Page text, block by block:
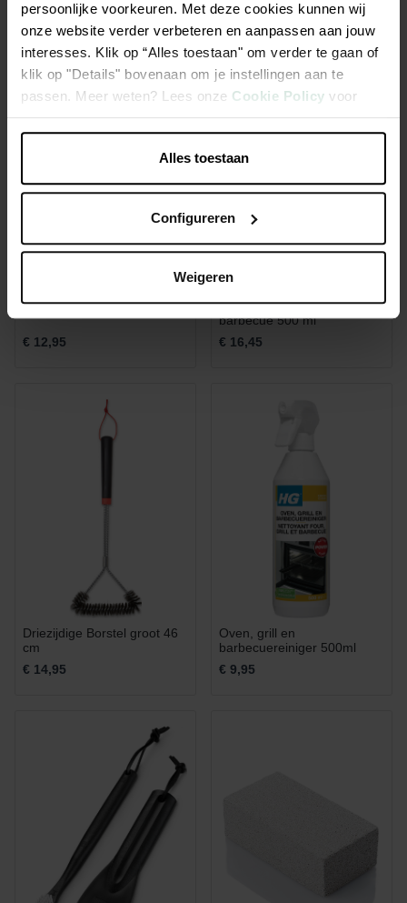
persoonlijke voorkeuren. Met deze cookies kunnen wij
onze website verder verbeteren en aanpassen aan jouw
interesses. Klik op “Alles toestaan" om verder te gaan of
klik op "Details" bovenaan om je instellingen aan te
passen. Meer weten? Lees onze Cookie Policy voor
meer informatie.
Alles toestaan
Configureren
Weigeren
Meerdere varianten
Precisieborstel 46 cm
€ 12,95
Schuimreiniger voor
barbecue 500 ml
€ 16,45
Driezijdige Borstel groot 46
cm
€ 14,95
Oven, grill en
barbecuereiniger 500ml
€ 9,95